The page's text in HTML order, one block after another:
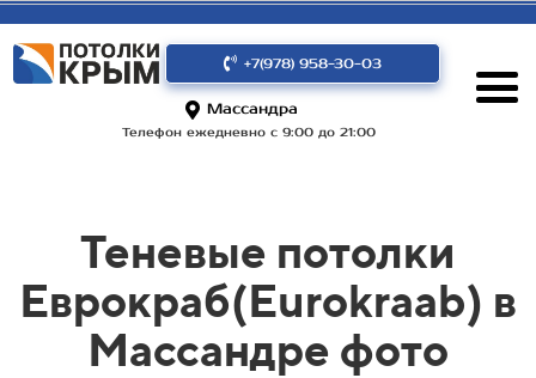
+7(978) 958-30-03
Массандра
Телефон ежедневно с 9:00 до 21:00
Теневые потолки
Еврокраб(Eurokraab) в
Массандре фото